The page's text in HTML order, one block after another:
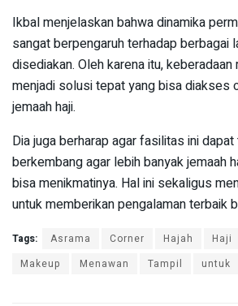
Ikbal menjelaskan bahwa dinamika
sangat berpengaruh terhadap berbagai
disediakan. Oleh karena itu,
menjadi solusi tepat yang bisa diakses
jemaah haji.
Dia juga berharap agar fasilitas ini
berkembang agar lebih banyak jemaah
bisa menikmatinya. Hal ini sekaligus
untuk memberikan pengalaman terbaik
Tags: Asrama Corner Hajah Haji
Makeup
Menawan Tampil untuk